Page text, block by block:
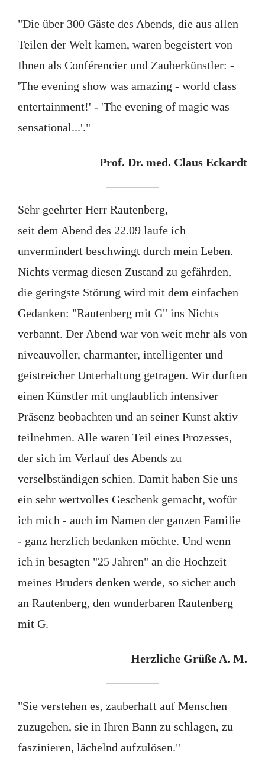
"Die über 300 Gäste des Abends, die aus allen
Teilen der Welt kamen, waren begeistert von
Ihnen als Conférencier und Zauberkünstler: -
'The evening show was amazing - world class
entertainment!' - 'The evening of magic was
sensational...'."
Prof. Dr. med. Claus Eckardt
Sehr geehrter Herr Rautenberg,
seit dem Abend des 22.09 laufe ich
unvermindert beschwingt durch mein Leben.
Nichts vermag diesen Zustand zu gefährden,
die geringste Störung wird mit dem einfachen
Gedanken: "Rautenberg mit G" ins Nichts
verbannt. Der Abend war von weit mehr als von
niveauvoller, charmanter, intelligenter und
geistreicher Unterhaltung getragen. Wir durften
einen Künstler mit unglaublich intensiver
Präsenz beobachten und an seiner Kunst aktiv
teilnehmen. Alle waren Teil eines Prozesses,
der sich im Verlauf des Abends zu
verselbständigen schien. Damit haben Sie uns
ein sehr wertvolles Geschenk gemacht, wofür
ich mich - auch im Namen der ganzen Familie
- ganz herzlich bedanken möchte. Und wenn
ich in besagten "25 Jahren" an die Hochzeit
meines Bruders denken werde, so sicher auch
an Rautenberg, den wunderbaren Rautenberg
mit G.
Herzliche Grüße A. M.
"Sie verstehen es, zauberhaft auf Menschen
zuzugehen, sie in Ihren Bann zu schlagen, zu
faszinieren, lächelnd aufzulösen."